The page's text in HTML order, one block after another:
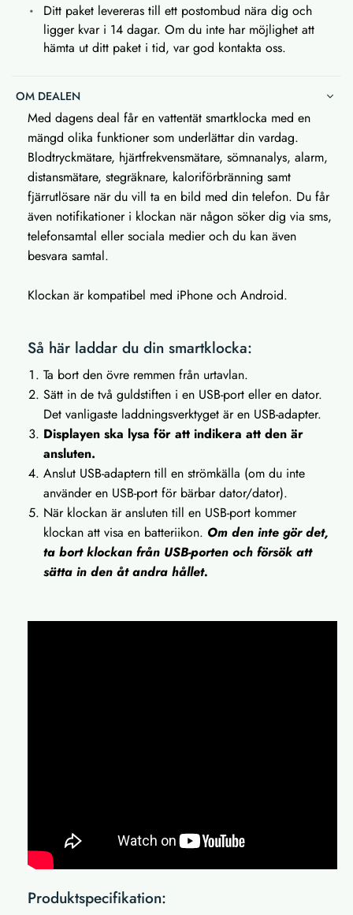
Ditt paket levereras till ett postombud nära dig och
ligger kvar i 14 dagar. Om du inte har möjlighet att
hämta ut ditt paket i tid, var god kontakta oss.
OM DEALEN
Med dagens deal får en vattentät smartklocka med en
mängd olika funktioner som underlättar din vardag.
Blodtryckmätare, hjärtfrekvensmätare, sömnanalys, alarm,
distansmätare, stegräknare, kaloriförbränning samt
fjärrutlösare när du vill ta en bild med din telefon. Du får
även notifikationer i klockan när någon söker dig via sms,
telefonsamtal eller sociala medier och du kan även
besvara samtal.
Klockan är kompatibel med iPhone och Android.
Så här laddar du din smartklocka:
Ta bort den övre remmen från urtavlan.
Sätt in de två guldstiften i en USB-port eller en dator.
Det vanligaste laddningsverktyget är en USB-adapter.
Displayen ska lysa för att indikera att den är
ansluten.
Anslut USB-adaptern till en strömkälla (om du inte
använder en USB-port för bärbar dator/dator).
När klockan är ansluten till en USB-port kommer
klockan att visa en batteriikon. Om den inte gör det,
ta bort klockan från USB-porten och försök att
sätta in den åt andra hållet.
Produktspecifikation: